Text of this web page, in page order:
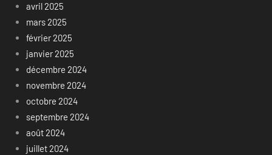
avril 2025
mars 2025
février 2025
janvier 2025
décembre 2024
novembre 2024
octobre 2024
septembre 2024
août 2024
juillet 2024